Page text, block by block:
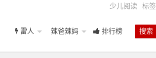
少儿阅读 标签
搜索
雷人 辣爸辣妈 排行榜